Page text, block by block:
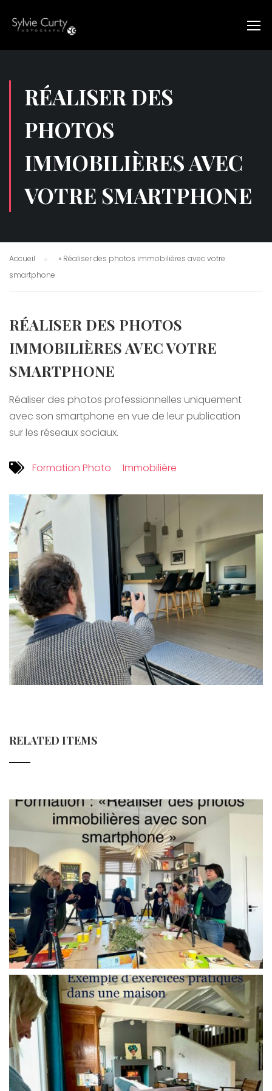
RÉALISER DES
PHOTOS
IMMOBILIÈRES AVEC
VOTRE SMARTPHONE
Accueil » Réaliser des photos immobilières avec votre
smartphone
RÉALISER DES PHOTOS
IMMOBILIÈRES AVEC VOTRE
SMARTPHONE
Réaliser des photos professionnelles uniquement
avec son smartphone en vue de leur publication
sur les réseaux sociaux.
Formation Photo Immobilière
RELATED ITEMS